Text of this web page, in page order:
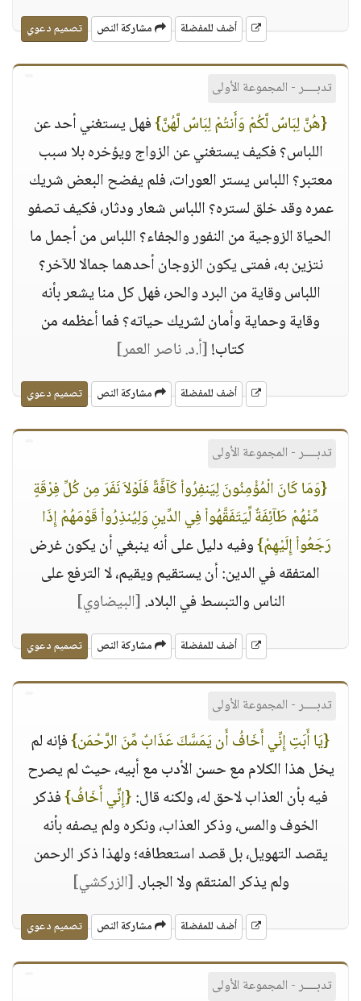
أضف للمفضلة مشاركة النص تصميم دعوي
تدبــــر - المجموعة الأولى
{هُنَّ لِبَاسٌ لَّكُمْ وَأَنتُمْ لِبَاسٌ لَّهُنَّ}فهل يستغني أحد عن
اللباس؟ فكيف يستغني عن الزواج ويؤخره بلا سبب
معتبر؟ اللباس يستر العورات، فلم يفضح البعض شريك
عمره وقد خلق لستره؟ اللباس شعار ودثار، فكيف تصفو
الحياة الزوجية من النفور والجفاء؟ اللباس من أجمل ما
نتزين به، فمتى يكون الزوجان أحدهما جمالا للآخر؟
اللباس وقاية من البرد والحر، فهل كل منا يشعر بأنه
وقاية وحماية وأمان لشريك حياته؟ فما أعظمه من
كتاب![أ.د. ناصر العمر]
أضف للمفضلة مشاركة النص تصميم دعوي
تدبــــر - المجموعة الأولى
{وَمَا كَانَ الْمُؤْمِنُونَ لِيَنفِرُواْ كَآفَّةً فَلَوْلاَ نَفَرَ مِن كُلِّ فِرْقَةٍ
مِّنْهُمْ طَآئِفَةٌ لِّيَتَفَقَّهُواْ فِي الدِّينِ وَلِيُنذِرُواْ قَوْمَهُمْ إِذَا
رَجَعُواْ إِلَيْهِمْ}وفيه دليل على أنه ينبغي أن يكون غرض
المتفقه في الدين: أن يستقيم ويقيم، لا الترفع على
الناس والتبسط في البلاد.[البيضاوي]
أضف للمفضلة مشاركة النص تصميم دعوي
تدبــــر - المجموعة الأولى
{يَا أَبَتِ إِنِّي أَخَافُ أَن يَمَسَّكَ عَذَابٌ مِّنَ الرَّحْمَن}فإنه لم
يخل هذا الكلام مع حسن الأدب مع أبيه، حيث لم يصرح
فيه بأن العذاب لاحق له، ولكنه قال:{إِنِّي أَخَافُ}فذكر
الخوف والمس، وذكر العذاب، ونكره ولم يصفه بأنه
يقصد التهويل، بل قصد استعطافه؛ ولهذا ذكر الرحمن
ولم يذكر المنتقم ولا الجبار.[الزركشي]
أضف للمفضلة مشاركة النص تصميم دعوي
تدبــــر - المجموعة الأولى